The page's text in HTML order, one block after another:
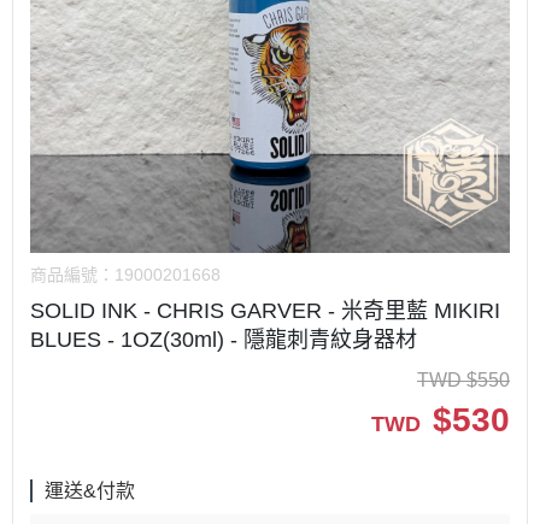
商品編號： 19000201668
SOLID INK - CHRIS GARVER - 米奇里藍 MIKIRI
BLUES - 1OZ(30ml) - 隱龍刺青紋身器材
TWD $550
TWD $530
運送&付款